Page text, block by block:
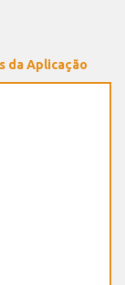
da Aplicação